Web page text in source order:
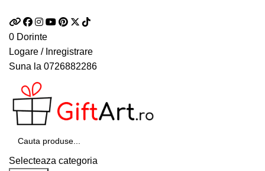
0 Dorinte
Logare / Inregistrare
Suna la 0726882286
Selecteaza categoria